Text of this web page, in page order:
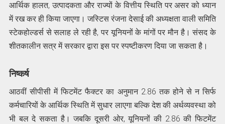
आर्थिक हालत, उत्पादकता और राज्यों के वित्तीय स्थिति पर असर को ध्यान
में रख कर ही किया जाएगा। जस्टिस रंजना देसाई की अध्यक्षता वाली समिति
स्टेकहोल्डर्स से सलाह ले रही है, पर यूनियनों के मांगों पर मौन है। संसद के
शीतकालीन सत्र में सरकार द्वारा इस पर स्पष्टीकरण दिया जा सकता है।
निष्कर्ष
आठवीं सीपीसी में फिटमेंट फैक्टर का अनुमान 2.86 तक होने से न सिर्फ
कर्मचारियों के आर्थिक स्थिति में सुधार लाएगा बल्कि देश की अर्थव्यवस्था को
भी बल दे सकता है। जबकि दूसरी ओर, यूनियनों की 2.86 की फिटमेंट